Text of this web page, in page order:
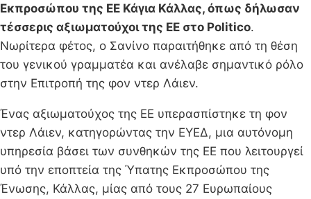
Εκπροσώπου της ΕΕ Κάγια Κάλλας, όπως δήλωσαν
τέσσερις αξιωματούχοι της ΕΕ στο Politico.
Νωρίτερα φέτος, ο Σανίνο παραιτήθηκε από τη θέση
του γενικού γραμματέα και ανέλαβε σημαντικό ρόλο
στην Επιτροπή της φον ντερ Λάιεν.
Ένας αξιωματούχος της ΕΕ υπερασπίστηκε τη φον
ντερ Λάιεν, κατηγορώντας την ΕΥΕΔ, μια αυτόνομη
υπηρεσία βάσει των συνθηκών της ΕΕ που λειτουργεί
υπό την εποπτεία της Ύπατης Εκπροσώπου της
Ένωσης, Κάλλας, μίας από τους 27 Ευρωπαίους